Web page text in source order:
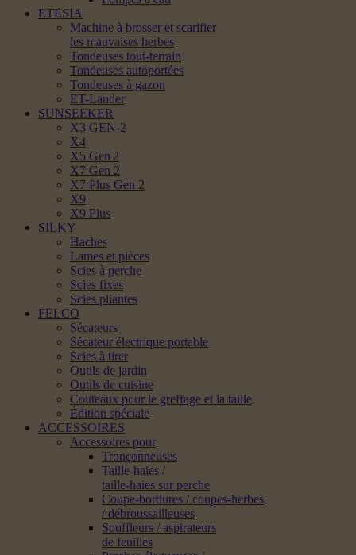
ETESIA
Machine à brosser et scarifier
les mauvaises herbes
Tondeuses tout-terrain
Tondeuses autoportées
Tondeuses à gazon
ET-Lander
SUNSEEKER
X3 GEN-2
X4
X5 Gen 2
X7 Gen 2
X7 Plus Gen 2
X9
X9 Plus
SILKY
Haches
Lames et pièces
Scies à perche
Scies fixes
Scies pliantes
FELCO
Sécateurs
Sécateur électrique portable
Scies à tirer
Outils de jardin
Outils de cuisine
Couteaux pour le greffage et la taille
Édition spéciale
ACCESSOIRES
Accessoires pour
Tronçonneuses
Taille-haies /
taille-haies sur perche
Coupe-bordures / coupes-herbes
/ débroussailleuses
Souffleurs / aspirateurs
de feuilles